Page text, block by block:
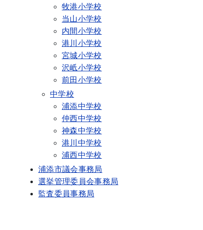
牧港小学校
当山小学校
内間小学校
港川小学校
宮城小学校
沢岻小学校
前田小学校
中学校
浦添中学校
仲西中学校
神森中学校
港川中学校
浦西中学校
浦添市議会事務局
選挙管理委員会事務局
監査委員事務局